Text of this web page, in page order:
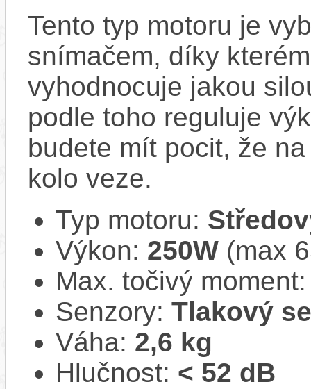
Tento typ motoru je
snímačem, díky
vyhodnocuje jakou
podle toho reguluje
budete mít pocit, že
kolo veze.
Typ motoru:
Výkon: 250W (max
Max. točivý
Senzory: Tlakový
Váha: 2,6 kg
Hlučnost: < 52 dB